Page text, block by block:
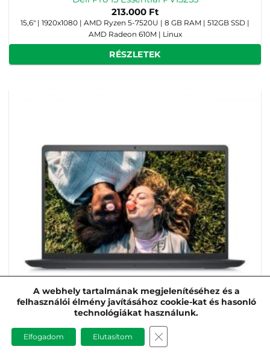
213.000 Ft
15,6" | 1920x1080 | AMD Ryzen 5-7520U | 8 GB RAM | 512GB SSD |
AMD Radeon 610M | Linux
RÉSZLETEK
A webhely tartalmának megjelenítéséhez és a
felhasználói élmény javításához cookie-kat és hasonló
technológiákat használunk.
Elfogadom Elutasítom CLOSE GDPR COOKIE